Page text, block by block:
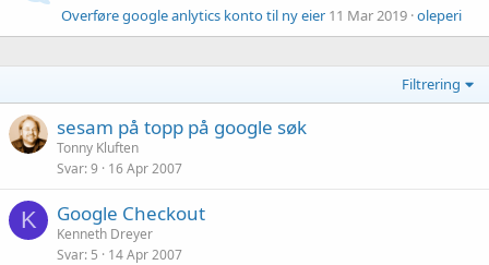
Overføre google anlytics konto til ny eier 11 Mar 2019 oleperi
Filtrering
sesam på topp på google søk
Tonny Kluften
Svar 9 16 Apr 2007
K Google Checkout
Kenneth Dreyer
Svar 5 14 Apr 2007